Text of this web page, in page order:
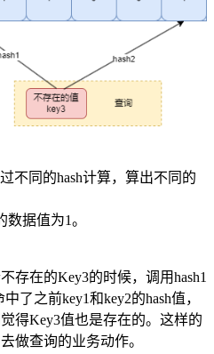
不同的hash计算，算出不同的
据值为1。
存在的Key3的时候，调用hash1
了之前key1和key2的hash值，
得Key3值也是存在的。这样的
做查询的业务动作。